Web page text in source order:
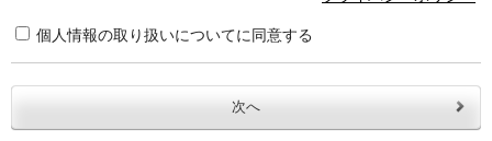
・お問合せへの対応のため
３．個人情報の第三者提供と委託
当社は、以下のいずれかの場合を除いて、個人データを同意いただいた範囲を超えて利用したり第三者に提供したりいたしません。
個人情報の取り扱いについてに同意する